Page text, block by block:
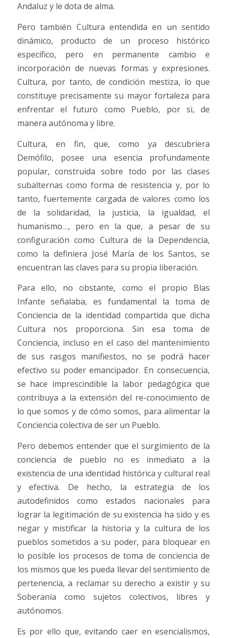
Andaluz y le dota de alma.
Pero también Cultura entendida en un sentido
dinámico, producto de un proceso histórico
específico, pero en permanente cambio e
incorporación de nuevas formas y expresiones.
Cultura, por tanto, de condición mestiza, lo que
constituye precisamente su mayor fortaleza para
enfrentar el futuro como Pueblo, por si, de
manera autónoma y libre.
Cultura, en fin, que, como ya descubriera
Demófilo, posee una esencia profundamente
popular, construida sobre todo por las clases
subalternas como forma de resistencia y, por lo
tanto, fuertemente cargada de valores como los
de la solidaridad, la justicia, la igualdad, el
humanismo…, pero en la que, a pesar de su
configuración como Cultura de la Dependencia,
como la definiera José María de los Santos, se
encuentran las claves para su propia liberación.
Para ello, no obstante, como el propio Blas
Infante señalaba, es fundamental la toma de
Conciencia de la identidad compartida que dicha
Cultura nos proporciona. Sin esa toma de
Conciencia, incluso en el caso del mantenimiento
de sus rasgos manifiestos, no se podrá hacer
efectivo su poder emancipador. En consecuencia,
se hace imprescindible la labor pedagógica que
contribuya a la extensión del re-conocimiento de
lo que somos y de cómo somos, para alimentar la
Conciencia colectiva de ser un Pueblo.
Pero debemos entender que el surgimiento de la
conciencia de pueblo no es inmediato a la
existencia de una identidad histórica y cultural real
y efectiva. De hecho, la estrategia de los
autodefinidos como estados nacionales para
lograr la legitimación de su existencia ha sido y es
negar y mistificar la historia y la cultura de los
pueblos sometidos a su poder, para bloquear en
lo posible los procesos de toma de conciencia de
los mismos que les pueda llevar del sentimiento de
pertenencia, a reclamar su derecho a existir y su
Soberanía como sujetos colectivos, libres y
autónomos.
Es por ello que, evitando caer en esencialismos,